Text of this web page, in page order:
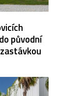
původní